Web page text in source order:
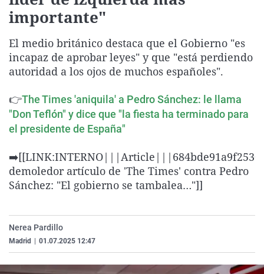
Como el perro y el
Equipo de
Operación Viuda
La Rioja
Navarra
País Vasco
Elecciones
importante"
El medio británico destaca que el Gobierno "es
incapaz de aprobar leyes" y que "está perdiendo
autoridad a los ojos de muchos españoles".
👉The Times 'aniquila' a Pedro Sánchez: le llama
"Don Teflón" y dice que "la fiesta ha terminado para
el presidente de España"
demoledor artículo de 'The Times' contra Pedro
Sánchez: "El gobierno se tambalea…"]]
Nerea Pardillo
Madrid 01.07.2025 12:47